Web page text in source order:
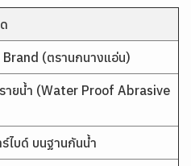
(ตรานกนางแอ่น)
ายน้ำ (Water Proof Abrasive
ไบด์ บนฐานกันน้ำ